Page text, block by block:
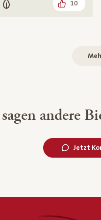
10
andere
Jetzt